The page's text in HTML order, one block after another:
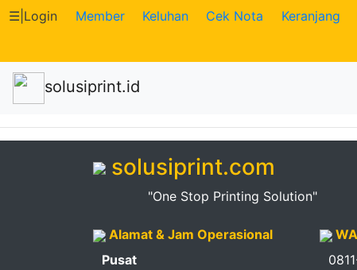
Katalog
Produk
Petugas
Riwayat
☰ Login Member Keluhan Cek Nota Keranjang
solusiprint.id
solusiprint.com
"One Stop Printing Solution"
Alamat & Jam Operasional
Pusat